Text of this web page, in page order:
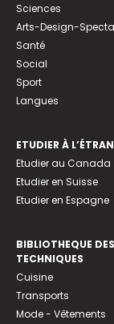
Sciences
Arts-Design-
Santé
Social
Sport
Langues
ETUDIER À
Etudier au Canada
Etudier en Suisse
Etudier en Espagne
BIBLIOTHEQUE DES
TECHNIQUES
Cuisine
Transports
Mode - Vêtements